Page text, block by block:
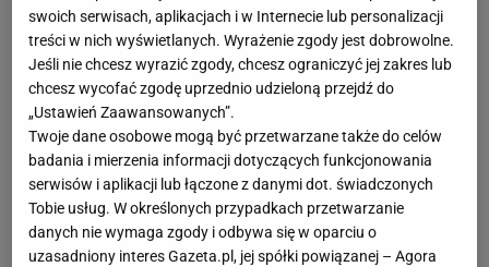
swojej ostatniejwalcepodjął kilka naprawdę złych
decyzji -mówi Michael Chandler na nagraniu, które
opublikował na Instagramie. Pojawia się tam także
jego syn, który jak pisze "The Sun" jeszcze przez
jakiś czas nie pozna swego ojca, bo ten wciąż
zmuszony jest do noszenia lodowej maski. - Wkrótce
się zobaczymy, kocham cię synku - stara się dalej
żartować
Michael Chandler.
swoich serwisach, aplikacjach i w Internecie lub personalizacji
treści w nich wyświetlanych. Wyrażenie zgody jest dobrowolne.
Jeśli nie chcesz wyrazić zgody, chcesz ograniczyć jej zakres lub
chcesz wycofać zgodę uprzednio udzieloną przejdź do
„Ustawień Zaawansowanych”.
Twoje dane osobowe mogą być przetwarzane także do celów
badania i mierzenia informacji dotyczących funkcjonowania
serwisów i aplikacji lub łączone z danymi dot. świadczonych
Tobie usług. W określonych przypadkach przetwarzanie
danych nie wymaga zgody i odbywa się w oparciu o
uzasadniony interes Gazeta.pl, jej spółki powiązanej – Agora